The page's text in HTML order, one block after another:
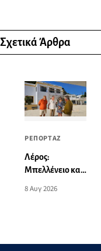
Σχετικά Άρθρα
ΡΕΠΟΡΤΑΖ
Λέρος:
Μπελλένειο και
αλλάζουν όψη
8 Αυγ 2026